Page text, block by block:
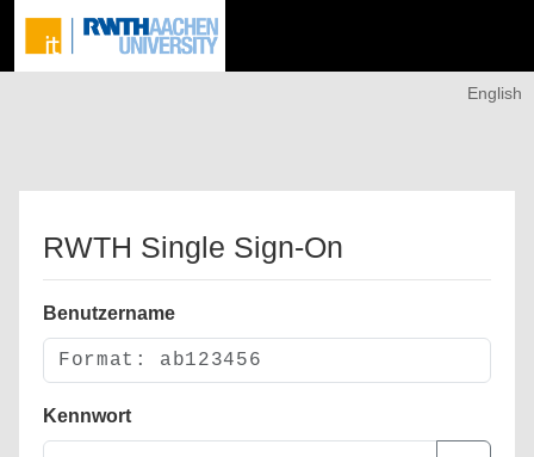
English
RWTH Single Sign-On
Benutzername
Kennwort